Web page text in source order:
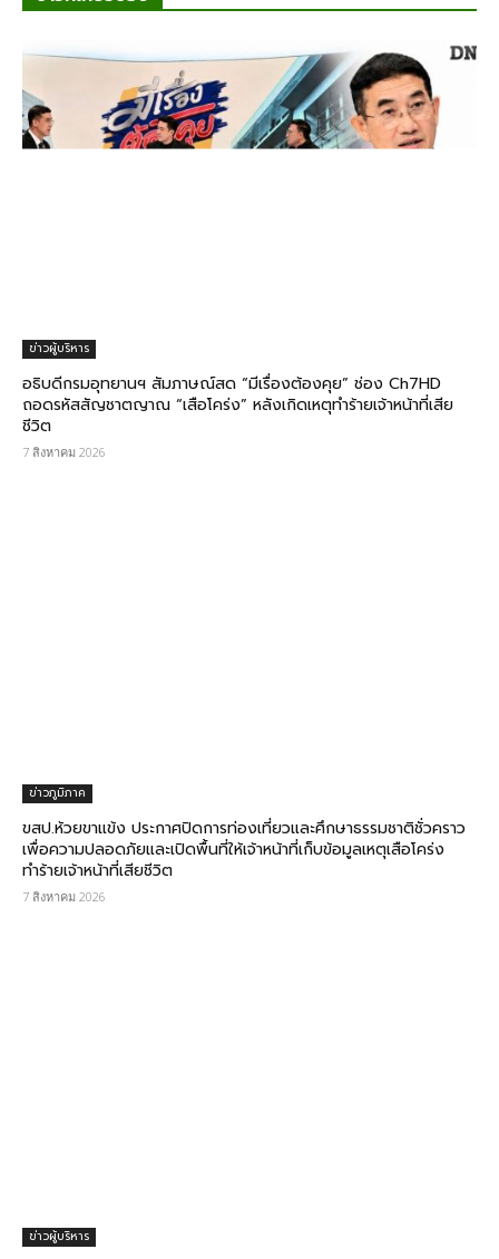
ข่าวผู้บริหาร
อธิบดีกรมอุทยานฯ สัมภาษณ์สด “มีเรื่องต้องคุย” ช่อง Ch7HD
ถอดรหัสสัญชาตญาณ “เสือโคร่ง” หลังเกิดเหตุทำร้ายเจ้าหน้าที่เสีย
ชีวิต
7 สิงหาคม 2026
ข่าวภูมิภาค
ขสป.ห้วยขาแข้ง ประกาศปิดการท่องเที่ยวและศึกษาธรรมชาติชั่วคราว
เพื่อความปลอดภัยและเปิดพื้นที่ให้เจ้าหน้าที่เก็บข้อมูลเหตุเสือโคร่ง
ทำร้ายเจ้าหน้าที่เสียชีวิต
7 สิงหาคม 2026
ข่าวผู้บริหาร